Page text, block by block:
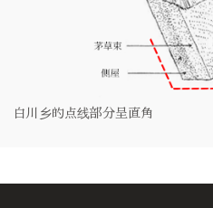
白川乡的点线部分呈直角